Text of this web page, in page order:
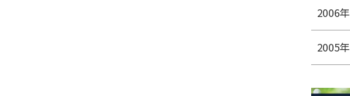
2006年
2005年